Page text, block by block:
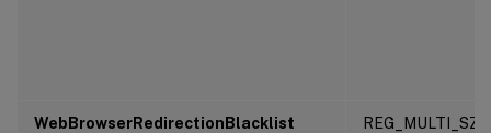
WebBrowserRedirectionBlacklist REG_MULTI_SZ